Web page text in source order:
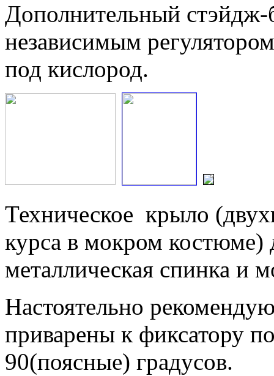
Дополнительный стэйдж-
независимым
под кислород.
Техническое крыло
курса в мокром костюме)
металлическая спинка и
Настоятельно
приварены к фиксатору
90(поясные) градусов.